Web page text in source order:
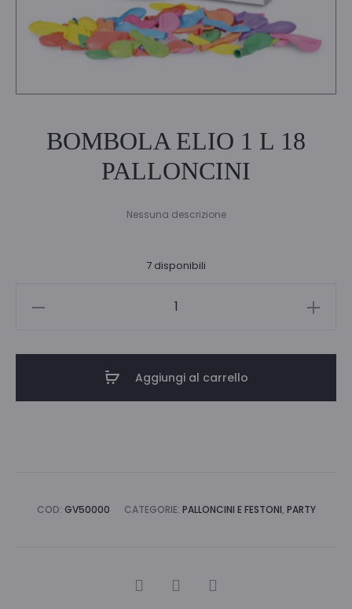
BOMBOLA ELIO 1 L 18
PALLONCINI
Nessuna descrizione
7 disponibili
Aggiungi al carrello
COD: GV50000 CATEGORIE: PALLONCINI E FESTONI, PARTY
CONDIVIDI